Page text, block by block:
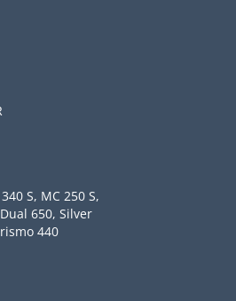
S, MC 250 S,
650, Silver
440